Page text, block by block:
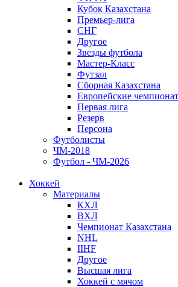
Кубок Казахстана
Премьер-лига
СНГ
Другое
Звезды футбола
Мастер-Класс
Футзал
Сборная Казахстана
Европейские
Первая лига
Резерв
Персона
Футболисты
ЧМ-2018
Футбол - ЧМ-2026
Хоккей
Материалы
КХЛ
ВХЛ
Чемпионат Казахстана
NHL
IIHF
Другое
Высшая лига
Хоккей с мячом